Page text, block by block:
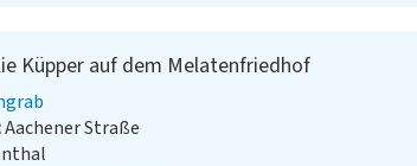
Küpper auf dem Melatenfriedhof
Aachener Straße